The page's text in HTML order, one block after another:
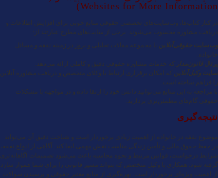
Websites for More Information)
در کنار کتاب‌ها، وب‌سایت‌های تخصصی حقوقی منابع خوبی برای افزایش اطلاعات و
دریافت مشاوره محسوب می‌شوند. برخی از سایت‌های مطرح عبارتند از:
وب‌سایت حقوقی‌آنلاین با مجموعه مقالات تحلیلی و بروز در زمینه نفقه و مسائل
خانواده.
پرتالقانون‌مدار که خدمات مشاوره حقوقی دقیق و کاملی ارائه می‌دهد.
سایت وکیل‌آنلاین که امکان برقراری ارتباط با وکلای متخصص و دریافت مشاوره آنلاین
را فراهم ساخته است.
با مراجعه به این منابع می‌توانید دانش خود را ارتقا داده و در مواجهه با مشکلات
حقوقی گام‌های مطمئن‌تری بردارید.
نتیجه‌گیری
موضوع نفقه در خانواده از اهمیت زیادی برخوردار است و شناخت دقیق آن می‌تواند
در حفظ حقوق مالی و تأمین زندگی مناسب نقش مهمی ایفا کند. آگاهی از انواع نفقه،
شرایط درخواست، قوانین مرتبط و نحوه محاسبه باعث می‌شود تصمیمات آگاهانه‌تری
گرفته شود. همکاری با وکیل متخصص که بتواند مسیر قانونی را برای شما هموار سازد
از اهمیت ویژه‌ای برخوردار است. بهره‌گیری از منابع معتبر حقوقی و پرسیدن سوالات